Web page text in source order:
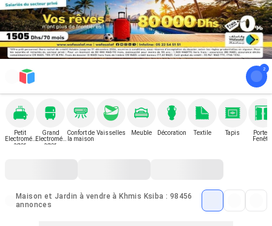
Petit
Electromén
ager
Grand
Electromén
ager
Confort de
la maison
Vaisselles Meuble Décoration Textile Tapis
Porte
Maison et Jardin à vendre à Khmis Ksiba : 98456
annonces